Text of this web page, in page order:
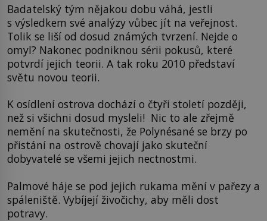
Badatelský tým nějakou dobu váhá, jestli
s výsledkem své analýzy vůbec jít na veřejnost.
Tolik se liší od dosud známých tvrzení. Nejde o
omyl? Nakonec podniknou sérii pokusů, které
potvrdí jejich teorii. A tak roku 2010 představí
světu novou teorii.
K osídlení ostrova dochází o čtyři století později,
než si všichni dosud mysleli! Nic to ale zřejmě
nemění na skutečnosti, že Polynésané se brzy po
přistání na ostrově chovají jako skuteční
dobyvatelé se všemi jejich nectnostmi.
Palmové háje se pod jejich rukama mění v pařezy a
spáleniště. Vybíjejí živočichy, aby měli dost
potravy.